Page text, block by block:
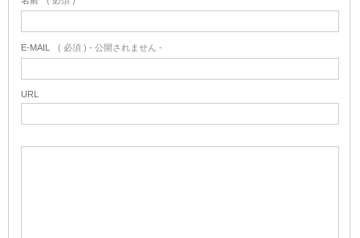
E-MAIL ( 必須 ) - 公開されません -
URL